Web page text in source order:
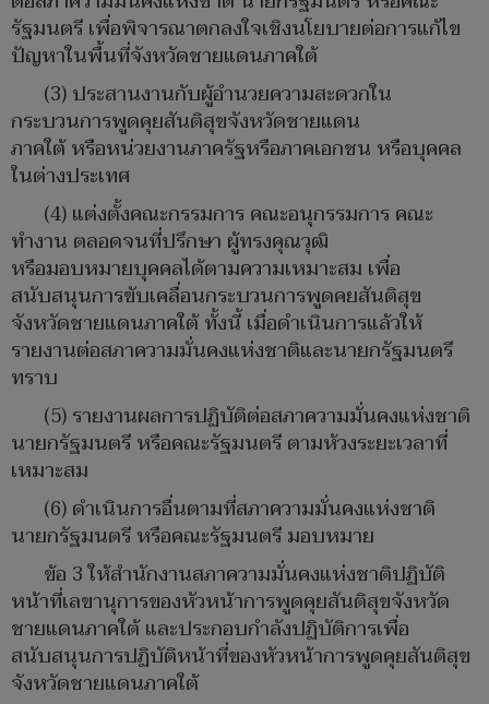
รัฐมนตรี เพื่อพิจารณาตกลงใจเชิงนโยบายต่อการแก้ไข
ปัญหาในพื้นที่จังหวัดชายแดนภาคใต้
(3) ประสานงานกับผู้อำนวยความสะดวกใน
กระบวนการพูดคุยสันติสุขจังหวัดชายแดน
ภาคใต้ หรือหน่วยงานภาครัฐหรือภาคเอกชน หรือบุคคล
ในต่างประเทศ
(4) แต่งตั้งคณะกรรมการ คณะอนุกรรมการ คณะ
ทำงาน ตลอดจนที่ปรึกษา ผู้ทรงคุณวุฒิ
หรือมอบหมายบุคคลได้ตามความเหมาะสม เพื่อ
สนับสนุนการขับเคลื่อนกระบวนการพูดคยสันติสุข
จังหวัดชายแดนภาคใต้ ทั้งนี้ เมื่อดำเนินการแล้วให้
รายงานต่อสภาความมั่นคงแห่งชาติและนายกรัฐมนตรี
ทราบ
(5) รายงานผลการปฏิบัติต่อสภาความมั่นคงแห่งชาติ
นายกรัฐมนตรี หรือคณะรัฐมนตรี ตามห้วงระยะเวลาที่
เหมาะสม
(6) ดำเนินการอื่นตามที่สภาความมั่นคงแห่งชาติ
นายกรัฐมนตรี หรือคณะรัฐมนตรี มอบหมาย
ข้อ 3 ให้สำนักงานสภาความมั่นคงแห่งชาติปฏิบัติ
หน้าที่เลขานุการของหัวหน้าการพูดคุยสันติสุขจังหวัด
ชายแดนภาคใต้ และประกอบกำลังปฏิบัติการเพื่อ
สนับสนุนการปฏิบัติหน้าที่ของหัวหน้าการพูดคุยสันติสุข
จังหวัดชายแดนภาคใต้